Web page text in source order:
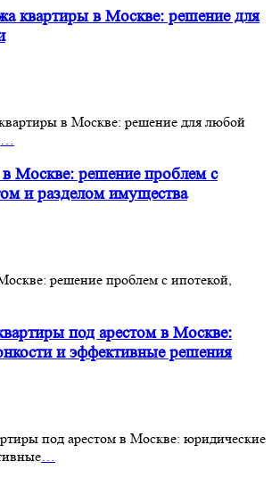
квартиры в Москве: решение для
в Москве: решение для любой
Москве: решение проблем с
и разделом имущества
решение проблем с ипотекой,
под арестом в Москве:
и эффективные решения
под арестом в Москве: юридические